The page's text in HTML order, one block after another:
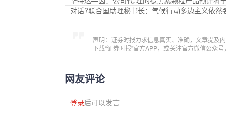
对话?联合国助理秘书长：气候行动多边主义依
声明：证券时报力求信息真实、准确，文章提及
下载“证券时报”官方APP，或关注官方微信公众
网友评论
登录后可以发言